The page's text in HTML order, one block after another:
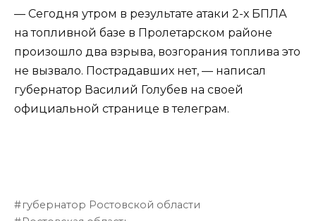
— Сегодня утром в результате атаки 2-х БПЛА
на топливной базе в Пролетарском районе
произошло два взрыва, возгорания топлива это
не вызвало. Пострадавших нет, — написал
губернатор Василий Голубев на своей
официальной странице в телеграм.
губернатор Ростовской области